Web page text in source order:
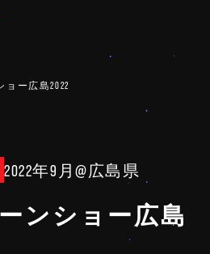
ー広島2022
2022年9月@広島県
ンショー広島